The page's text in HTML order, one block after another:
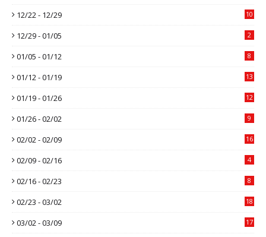
12/22 - 12/29 10
12/29 - 01/05 2
01/05 - 01/12 8
01/12 - 01/19 13
01/19 - 01/26 12
01/26 - 02/02 9
02/02 - 02/09 16
02/09 - 02/16 4
02/16 - 02/23 8
02/23 - 03/02 18
03/02 - 03/09 17